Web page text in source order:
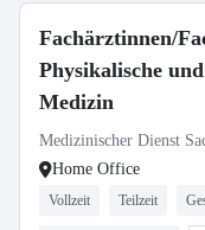
Fachärztinnen/
Physikalische
Medizin
Medizinischer Dienst
Home Office
Vollzeit Teilzeit